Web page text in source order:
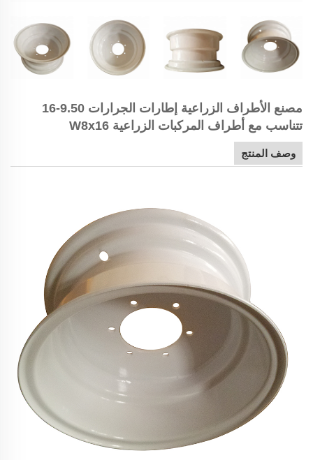
مصنع الأطراف الزراعية إطارات الجرارات 9.50-16
تتناسب مع أطراف المركبات الزراعية W8x16
وصف المنتج